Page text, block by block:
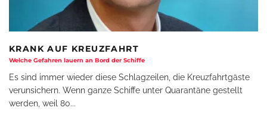
KRANK AUF KREUZFAHRT
Welche Gefahren lauern an Bord der Schiffe
Es sind immer wieder diese Schlagzeilen, die Kreuzfahrtgäste
verunsichern. Wenn ganze Schiffe unter Quarantäne gestellt
werden, weil 80...